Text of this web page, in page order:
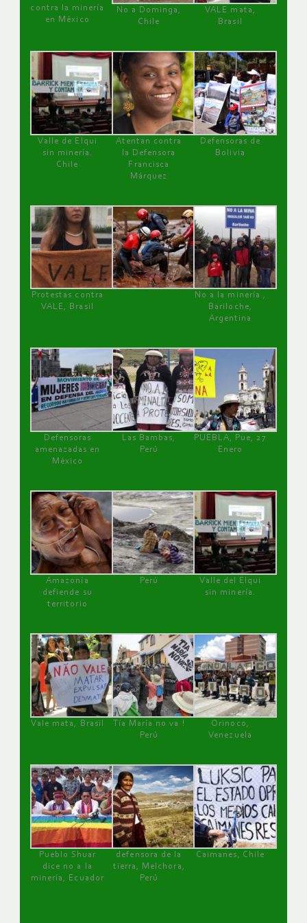
contra la minería
en México
No a Dominga,
Chile
VALE mata,
Brasil
Valle de Elqui
sin minería.
Chile
Atentan contra
la Defensora
Francisca
Márquez
Defensoras de
Bolivia
Protestas contra
VALE, Brasil
No a la minería ,
Bariloche,
Argentina
Defensoras
amenazadas en
México
Las Bambas,
Perú
PUEBLA, Pue, 27
Enero
Amazonía
defiende su
territorio
Perú
Valle del Elqui
sin minería.
Vale mata, Brasil
Tía María no va !
Perú
Orinoco,
Venezuela
Pueblo Shuar
dice no a la
minería, Ecuador
defensora de la
tierra, Melchora,
Perú
Caimanes, Chile